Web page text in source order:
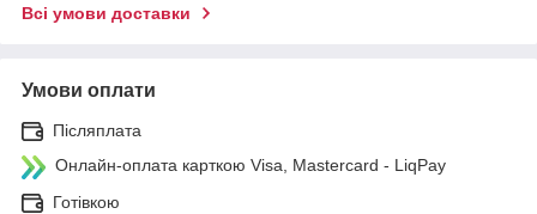
Всі умови доставки
Умови оплати
Післяплата
Онлайн-оплата карткою Visa, Mastercard - LiqPay
Готівкою